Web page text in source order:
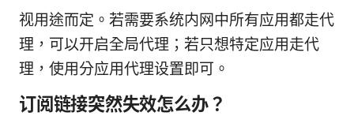
视用途而定。若需要系统内网中所有应用都走代
理，可以开启全局代理；若只想特定应用走代
理，使用分应用代理设置即可。
订阅链接突然失效怎么办？